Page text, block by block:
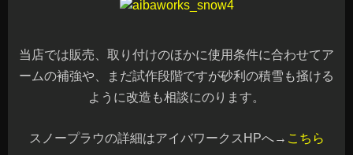
当店では販売、取り付けのほかに使用条件に合わせてア
ームの補強や、まだ試作段階ですが砂利の積雪も掻ける
ように改造も相談にのります。
スノープラウの詳細はアイバワークスHPへ→ こちら